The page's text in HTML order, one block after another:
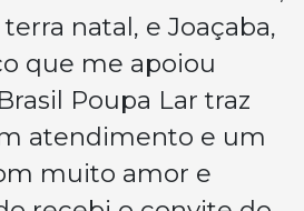
natal, e Joaçaba,
que me apoiou
Poupa Lar traz
atendimento e um
muito amor e